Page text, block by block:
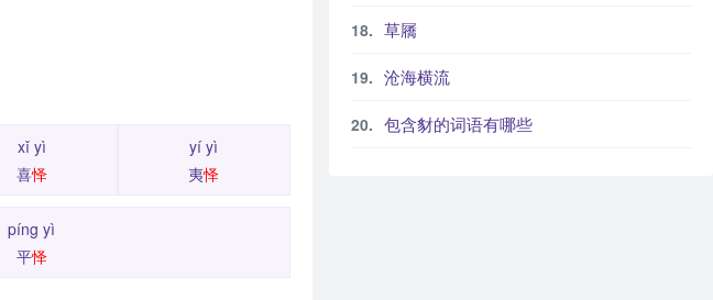
xǐ yì
喜怿
yí yì
夷怿
píng yì
平怿
草屩
沧海横流
包含豺的词语有哪些